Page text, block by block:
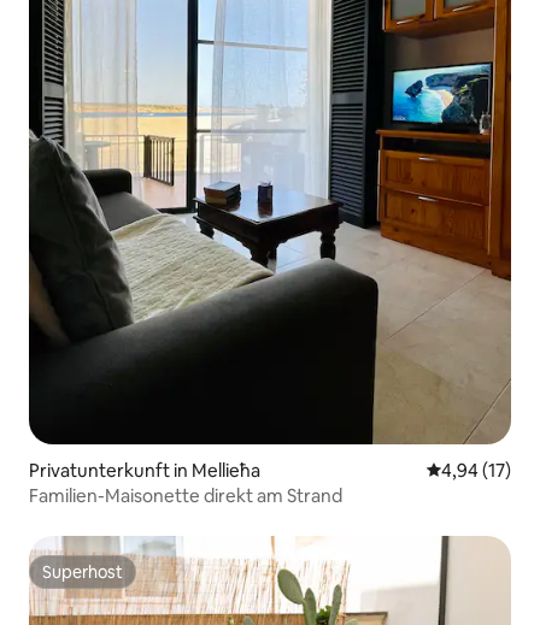
Privatunterkunft in Mellieħa
4,94 (17)
Familien-Maisonette direkt am Strand
Superhost
Superhost